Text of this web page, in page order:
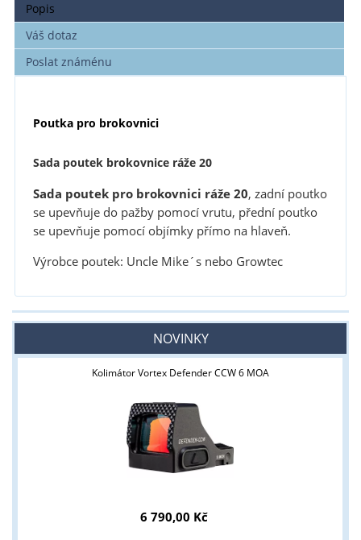
Popis
Váš dotaz
Poslat známénu
Poutka pro brokovnici
Sada poutek brokovnice ráže 20
Sada poutek pro brokovnici ráže 20, zadní poutko
se upevňuje do pažby pomocí vrutu, přední poutko
se upevňuje pomocí objímky přímo na hlaveň.
Výrobce poutek: Uncle Mike´s nebo Growtec
NOVINKY
Kolimátor Vortex Defender CCW 6 MOA
6 790,00 Kč